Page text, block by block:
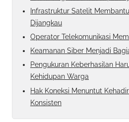
Infrastruktur Satelit
Dijangkau
Operator Telekomunikasi
Keamanan Siber Menjadi
Pengukuran Keberhasilan
Kehidupan Warga
Hak Koneksi Menuntut
Konsisten